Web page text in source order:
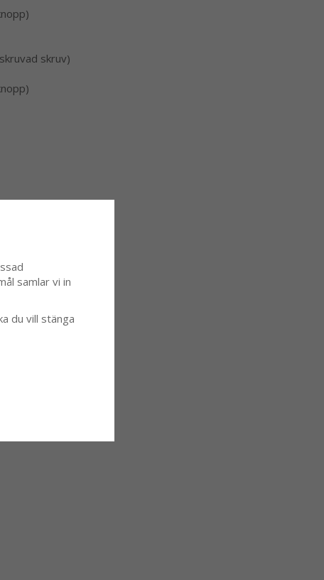
skruv)
samlar vi in
du vill stänga